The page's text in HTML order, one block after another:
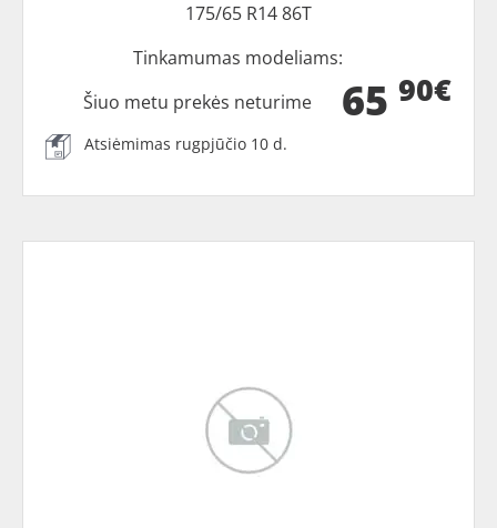
175/65 R14 86T
Tinkamumas modeliams:
65 90€
Šiuo metu prekės neturime
Atsiėmimas rugpjūčio 10 d.